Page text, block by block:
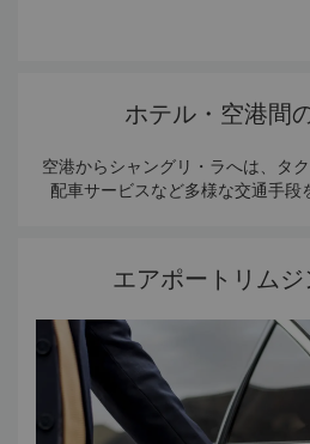
ホテル・空港間
空港からシャングリ・ラへは、タ
配車サービスなど多様な交通手段
エアポートリム